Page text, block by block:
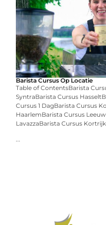
Barista Cursus Op Locatie
Table of ContentsBarista
SyntraBarista Cursus
Cursus 1 DagBarista Cursus
HaarlemBarista Cursus
LavazzaBarista Cursus
...